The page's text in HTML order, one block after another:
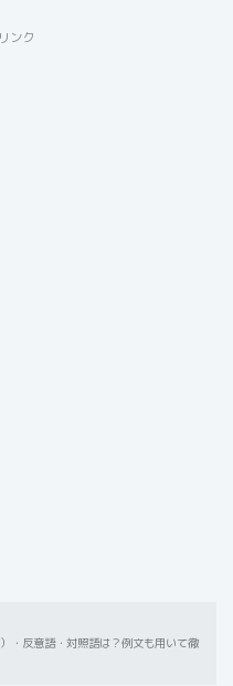
ンク
・反意語・対照語は？例文も用いて徹